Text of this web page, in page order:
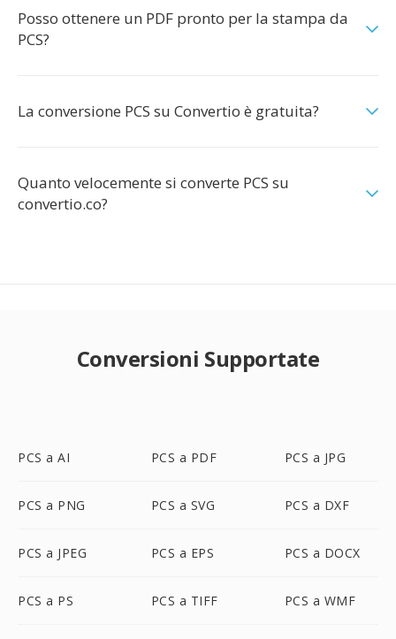
Posso ottenere un PDF pronto per la stampa da
PCS?
La conversione PCS su Convertio è gratuita?
Quanto velocemente si converte PCS su
convertio.co?
Conversioni Supportate
PCS a AI PCS a PDF PCS a JPG
PCS a PNG PCS a SVG PCS a DXF
PCS a JPEG PCS a EPS PCS a DOCX
PCS a PS PCS a TIFF PCS a WMF